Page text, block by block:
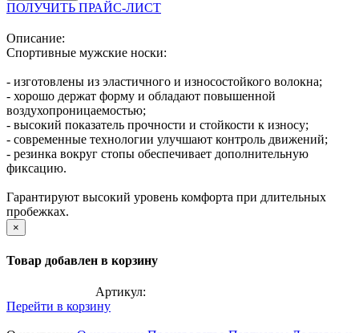
ПОЛУЧИТЬ ПРАЙС-ЛИСТ
Описание:
Спортивные мужские носки:
- изготовлены из эластичного и износостойкого волокна;
- хорошо держат форму и обладают повышенной
воздухопроницаемостью;
- высокий показатель прочности и стойкости к износу;
- современные технологии улучшают контроль движений;
- резинка вокруг стопы обеспечивает дополнительную
фиксацию.
Гарантируют высокий уровень комфорта при длительных
пробежках.
×
Товар добавлен в корзину
Артикул:
Перейти в корзину